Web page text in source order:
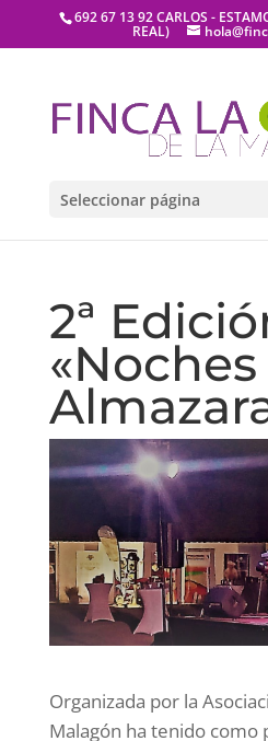
692 67 13 92 CARLOS -
REAL)
Seleccionar página
2ª
Organizada por la
Malagón ha tenido como